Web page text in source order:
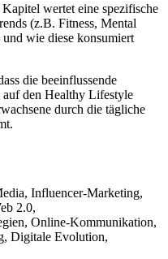
Kapitel wertet eine spezifische
(z.B. Fitness, Mental
wie diese konsumiert
die beeinflussende
den Healthy Lifestyle
durch die tägliche
Influencer-Marketing,
2.0,
Online-Kommunikation,
Digitale Evolution,